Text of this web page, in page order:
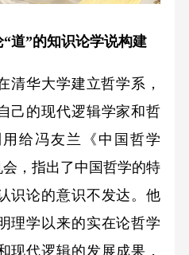
道”的知识论学说构建
华大学建立哲学系，
己的现代逻辑学家和哲
给冯友兰《中国哲学
，指出了中国哲学的特
识论的意识不发达。他
理学以来的实在论哲学
现代逻辑的发展成果，